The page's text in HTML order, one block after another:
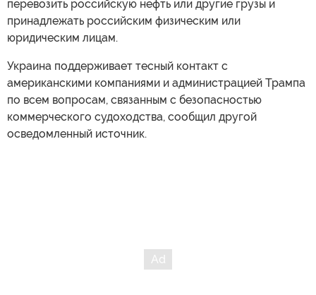
перевозить российскую нефть или другие грузы и
принадлежать российским физическим или
юридическим лицам.
Украина поддерживает тесный контакт с
американскими компаниями и администрацией Трампа
по всем вопросам, связанным с безопасностью
коммерческого судоходства, сообщил другой
осведомленный источник.